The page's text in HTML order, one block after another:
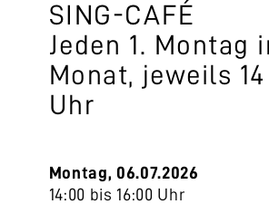
SING-CAFÉ
Jeden 1. Montag
Monat, jeweils 14
Uhr
Montag, 06.07.2026
14:00 bis 16:00 Uhr